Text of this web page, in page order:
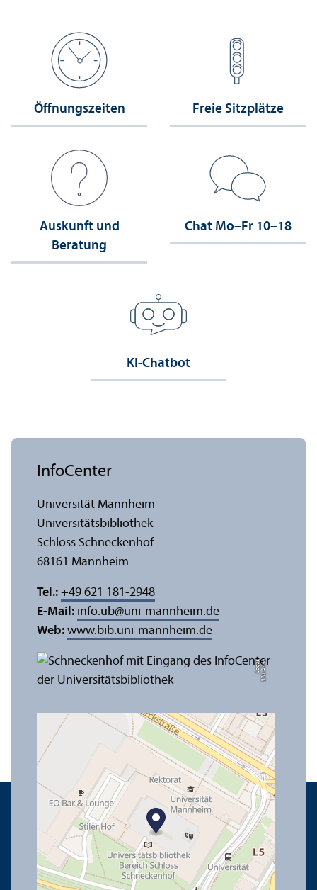
Öffnungs­zeiten Freie Sitzplätze
Auskunft und
Beratung
Chat Mo–Fr 10–18
KI-Chatbot
Bil
d:
A
n
n
a
L
o
g
u
e
InfoCenter
Universität Mannheim
Universitäts­bibliothek
Schloss Schneckenhof
68161 Mannheim
Tel.: +49 621 181-2948
E-Mail: info.ub@uni-mannheim.de
Web: www.bib.uni-mannheim.de